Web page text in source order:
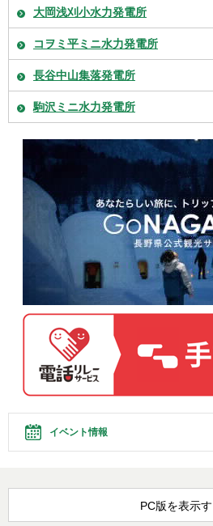
大岡浅刈小水力発電所
コヲミ平ミニ水力発電所
長谷中山集落発電所
駒沢ミニ水力発電所
イベント情報
PC版を表示